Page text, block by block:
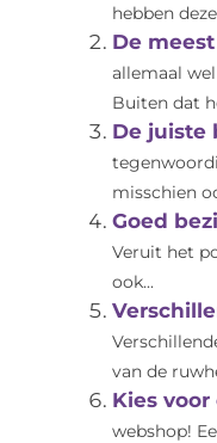
hebben
De
allemaal
Buiten dat
De juiste
misschien
Goed
Veruit het
ook...
van de
Kies
webshop!